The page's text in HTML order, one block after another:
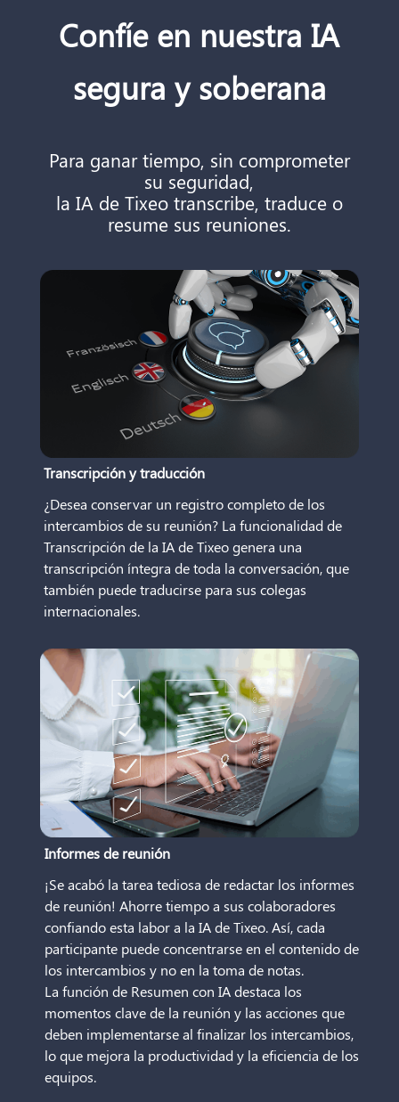
Confíe en nuestra IA
segura y soberana
Para ganar tiempo, sin comprometer
su seguridad,
la IA de Tixeo transcribe, traduce o
resume sus reuniones.
Transcripción y traducción
¿Desea conservar un registro completo de los
intercambios de su reunión? La funcionalidad de
Transcripción de la IA de Tixeo genera una
transcripción íntegra de toda la conversación, que
también puede traducirse para sus colegas
internacionales.
Informes de reunión
¡Se acabó la tarea tediosa de redactar los informes
de reunión! Ahorre tiempo a sus colaboradores
confiando esta labor a la IA de Tixeo. Así, cada
participante puede concentrarse en el contenido de
los intercambios y no en la toma de notas.
La función de Resumen con IA destaca los
momentos clave de la reunión y las acciones que
deben implementarse al finalizar los intercambios,
lo que mejora la productividad y la eficiencia de los
equipos.